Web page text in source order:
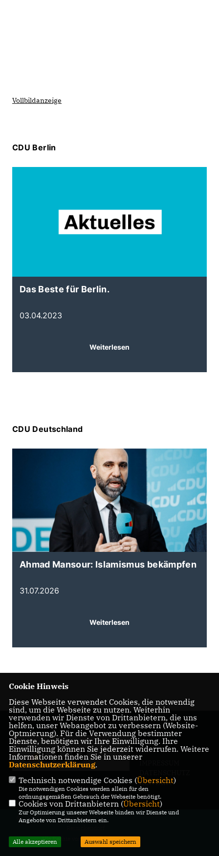
Vollbildanzeige
CDU Berlin
Das Beste für Berlin.
03.04.2023
Weiterlesen
CDU Deutschland
Ahmad Mansour: Islamismus bekämpfen
31.07.2026
Weiterlesen
KONTAKT
@2026 CDU-Fraktion in der BVV
Alle Rechte vorbehalten.
Cookie Hinweis
Diese Webseite verwendet Cookies, die notwendig
sind, um die Webseite zu nutzen. Weiterhin
verwenden wir Dienste von Drittanbietern, die uns
helfen, unser Webangebot zu verbessern (Website-
Optmierung). Für die Verwendung bestimmter
Dienste, benötigen wir Ihre Einwilligung. Ihre
Einwilligung können Sie jederzeit widerrufen. Weitere
Informationen finden Sie in unserer
Datenschutzerklärung.
Technisch notwendige Cookies (Übersicht)
Die notwendigen Cookies werden allein für den
ordnungsgemäßen Gebrauch der Webseite benötigt.
Cookies von Drittanbietern (Übersicht)
Zur Optimierung unserer Webseite binden wir Dienste und
Angebote von Drittanbietern ein.
Alle akzeptieren Auswahl speichern